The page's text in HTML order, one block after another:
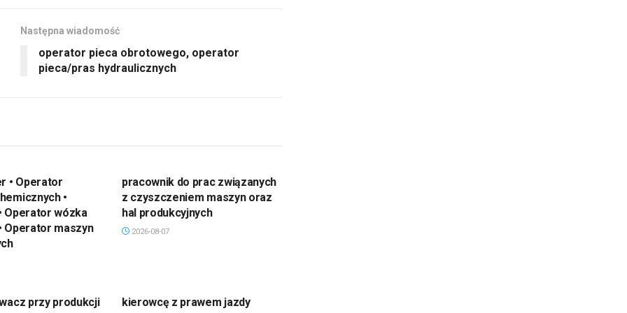
Następna wiadomość
operator pieca obrotowego, operator
pieca/pras hydraulicznych
• Operator
•
Operator wózka
Operator maszyn
pracownik do prac związanych
z czyszczeniem maszyn oraz
hal produkcyjnych
2026-08-07
przy produkcji
kierowcę z prawem jazdy